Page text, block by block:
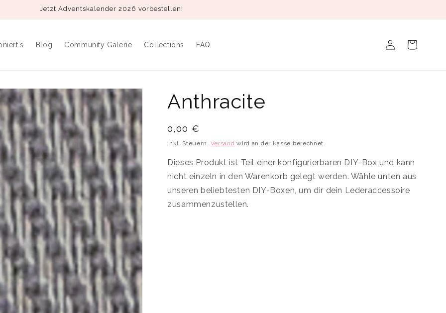
Jetzt Adventskalender 2026 vorbestellen!
Blog Community Galerie Collections FAQ EinloggenWarenkorb
Anthracite
Normaler
Preis
0,00 €
Inkl. Steuern. Versand wird an der Kasse berechnet
Dieses Produkt ist Teil einer konfigurierbaren DIY-Box und kann
nicht einzeln in den Warenkorb gelegt werden. Wähle unten aus
unseren beliebtesten DIY-Boxen, um dir dein Lederaccessoire
zusammenzustellen.